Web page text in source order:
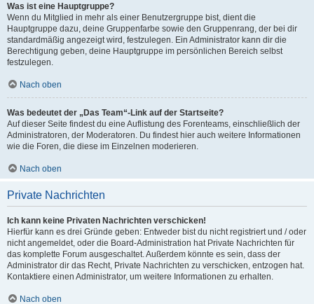
Was ist eine Hauptgruppe?
Wenn du Mitglied in mehr als einer Benutzergruppe bist, dient die
Hauptgruppe dazu, deine Gruppenfarbe sowie den Gruppenrang, der bei dir
standardmäßig angezeigt wird, festzulegen. Ein Administrator kann dir die
Berechtigung geben, deine Hauptgruppe im persönlichen Bereich selbst
festzulegen.
Nach oben
Was bedeutet der „Das Team“-Link auf der Startseite?
Auf dieser Seite findest du eine Auflistung des Forenteams, einschließlich der
Administratoren, der Moderatoren. Du findest hier auch weitere Informationen
wie die Foren, die diese im Einzelnen moderieren.
Nach oben
Private Nachrichten
Ich kann keine Privaten Nachrichten verschicken!
Hierfür kann es drei Gründe geben: Entweder bist du nicht registriert und / oder
nicht angemeldet, oder die Board-Administration hat Private Nachrichten für
das komplette Forum ausgeschaltet. Außerdem könnte es sein, dass der
Administrator dir das Recht, Private Nachrichten zu verschicken, entzogen hat.
Kontaktiere einen Administrator, um weitere Informationen zu erhalten.
Nach oben